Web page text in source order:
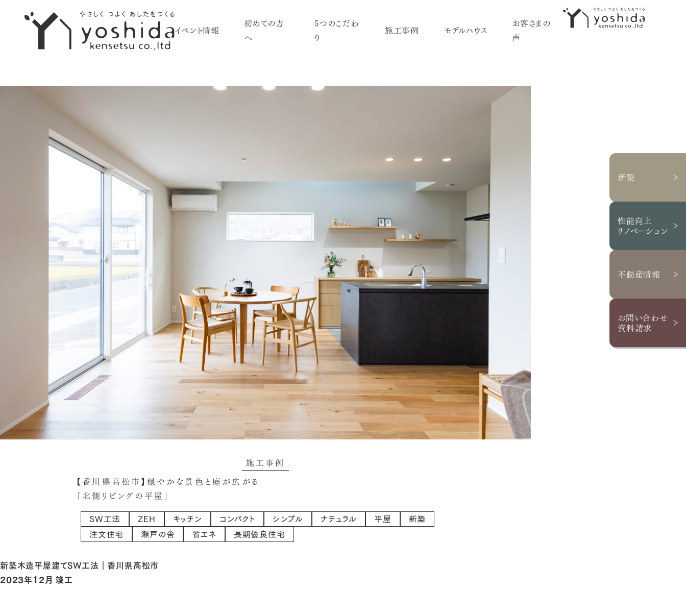
イベント情報
初めての方
へ
5つのこだわ
り
施工事例 モデルハウス
お客さまの
声
採用情報
新築
性能向上
リノベーション
不動産情報
お問い合わせ
資料請求
【香川県高松市】穏やかな景色と庭が広がる
「北側リビングの平屋」
SW工法 ZEH キッチン コンパクト シンプル ナチュラル 平屋
新築
注文住宅
瀬戸の舎 省エネ 長期優良住宅
新築木造平屋建てSW工法｜香川県高松市
2023年12月 竣工